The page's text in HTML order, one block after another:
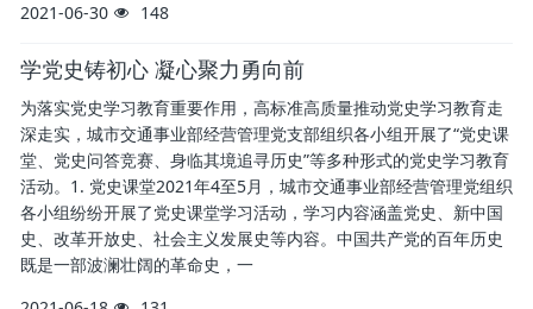
2021-06-30
148
学党史铸初心 凝心聚力勇向前
为落实党史学习教育重要作用，高标准高质量推动党史学习教育走
深走实，城市交通事业部经营管理党支部组织各小组开展了“党史课
堂、党史问答竞赛、身临其境追寻历史”等多种形式的党史学习教育
活动。1. 党史课堂2021年4至5月，城市交通事业部经营管理党组织
各小组纷纷开展了党史课堂学习活动，学习内容涵盖党史、新中国
史、改革开放史、社会主义发展史等内容。中国共产党的百年历史
既是一部波澜壮阔的革命史，一